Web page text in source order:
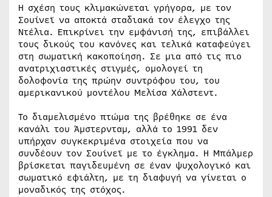
Η σχέση τους κλιμακώνεται γρήγορα, με τον
Σουίνεϊ να αποκτά σταδιακά τον έλεγχο της
Ντέλια. Επικρίνει την εμφάνισή της, επιβάλλει
τους δικούς του κανόνες και τελικά καταφεύγει
στη σωματική κακοποίηση. Σε μια από τις πιο
ανατριχιαστικές στιγμές, ομολογεί τη
δολοφονία της πρώην συντρόφου του, του
αμερικανικού μοντέλου Μελίσα Χάλστεντ.
Το διαμελισμένο πτώμα της βρέθηκε σε ένα
κανάλι του Άμστερνταμ, αλλά το 1991 δεν
υπήρχαν συγκεκριμένα στοιχεία που να
συνδέουν τον Σουίνεϊ με το έγκλημα. Η Μπάλμερ
βρίσκεται παγιδευμένη σε έναν ψυχολογικό και
σωματικό εφιάλτη, με τη διαφυγή να γίνεται ο
μοναδικός της στόχος.